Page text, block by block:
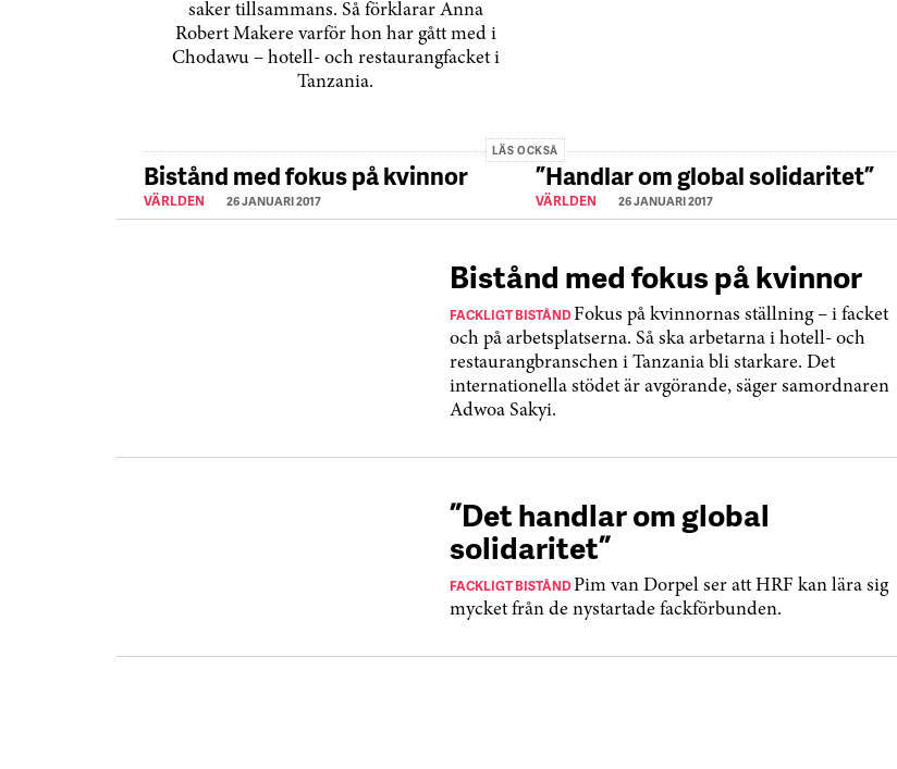
saker tillsammans. Så förklarar Anna
Robert Makere varför hon har gått med i
Chodawu – hotell- och restaurangfacket i
Tanzania.
LÄS OCKSÅ
Bistånd med fokus på kvinnor
VÄRLDEN 26 JANUARI 2017
”Handlar om global solidaritet”
VÄRLDEN 26 JANUARI 2017
Bistånd med fokus på kvinnor
FACKLIGT BISTÅNDFokus på kvinnornas ställning – i facket
och på arbetsplatserna. Så ska arbetarna i hotell- och
restaurangbranschen i Tanzania bli starkare. Det
internationella stödet är avgörande, säger samordnaren
Adwoa Sakyi.
”Det handlar om global
solidaritet”
FACKLIGT BISTÅNDPim van Dorpel ser att HRF kan lära sig
mycket från de nystartade fackförbunden.